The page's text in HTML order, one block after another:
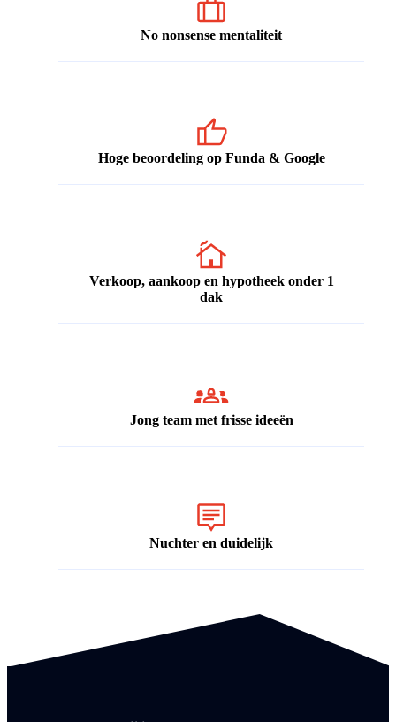
No nonsense mentaliteit
Hoge beoordeling op Funda & Google
Verkoop, aankoop en hypotheek onder 1
dak
Jong team met frisse ideeën
Nuchter en duidelijk